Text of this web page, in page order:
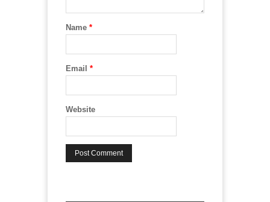
Name *
Email *
Website